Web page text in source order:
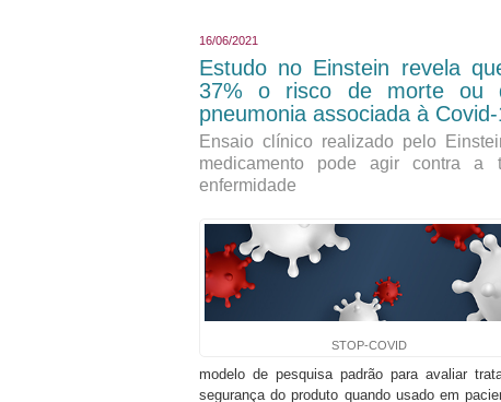
16/06/2021
Estudo no Einstein revela
37% o risco de morte ou
pneumonia associada à
Ensaio clínico realizado pelo
medicamento pode agir contra a
enfermidade
STOP-COVID
modelo de pesquisa padrão para avaliar
segurança do produto quando usado em